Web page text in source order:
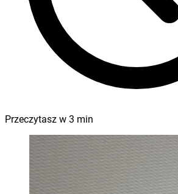
Przeczytasz w 3 min